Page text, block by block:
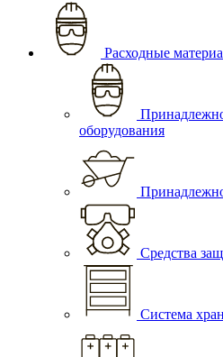
Расходные
оборудования
Средства
Система